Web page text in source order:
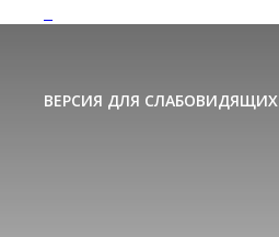
ВЕРСИЯ ДЛЯ СЛАБОВИДЯЩИХ